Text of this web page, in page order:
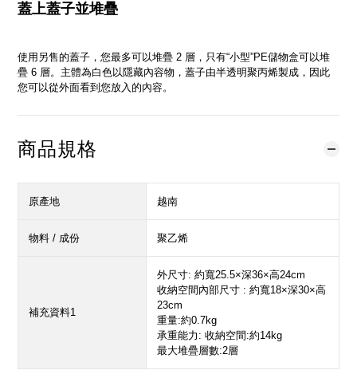
蓋上蓋子並堆疊
使用另售的蓋子，您最多可以堆疊 2 層，只有“小型”PE儲物盒可以堆
疊 6 層。主體為白色以隱藏內容物，蓋子由半透明聚丙烯製成，因此
您可以從外面看到您放入的內容。
商品規格
原產地 越南
物料 / 成份 聚乙烯
補充資料1
外尺寸: 約寬25.5×深36×高24cm
收納空間內部尺寸 : 約寬18×深30×高
23cm
重量:約0.7kg
承重能力: 收納空間:約14kg
最大堆疊層數:2層